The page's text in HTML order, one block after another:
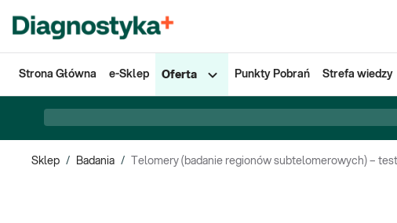
Strona Główna e-Sklep Oferta Punkty Pobrań Strefa wiedzy
Sklep / Badania /
Telomery (badanie regionów subtelomerowych) –